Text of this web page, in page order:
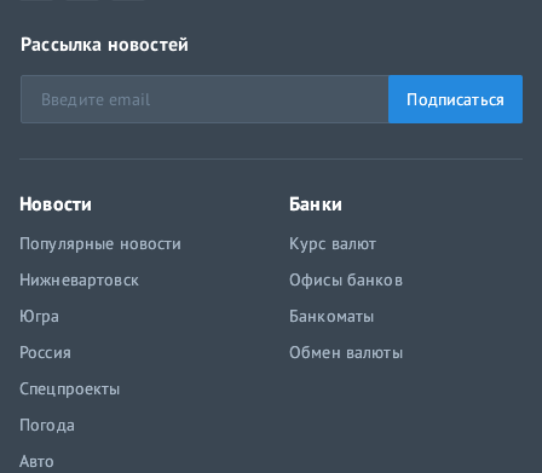
Рассылка новостей
Подписаться
Новости
Популярные новости
Нижневартовск
Югра
Россия
Спецпроекты
Погода
Авто
Банки
Курс валют
Офисы банков
Банкоматы
Обмен валюты